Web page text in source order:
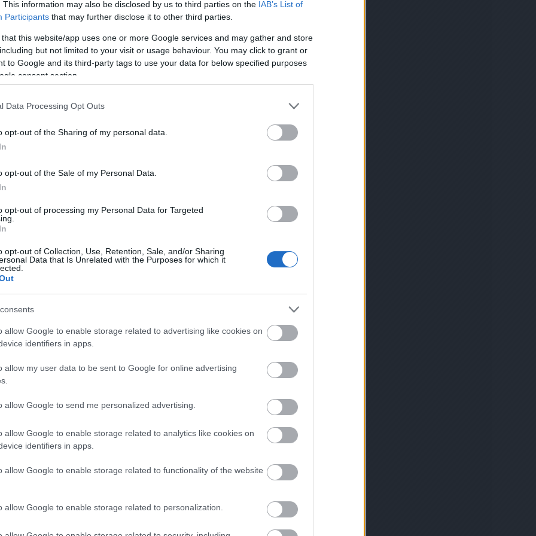
This information may also be disclosed by us to third parties on the IAB’s List of
Participants that may further disclose it to other third parties.
that this website/app uses one or more Google services and may gather and store
but not limited to your visit or usage behaviour. You may click to grant or
to Google and its third-party tags to use your data for below specified purposes
consent section.
Data Processing Opt Outs
opt-out of the Sharing of my personal data.
opt-out of the Sale of my Personal Data.
opt-out of processing my Personal Data for Targeted
opt-out of Collection, Use, Retention, Sale, and/or Sharing
Data that Is Unrelated with the Purposes for which it
allow Google to enable storage related to advertising like cookies on
identifiers in apps.
allow my user data to be sent to Google for online advertising
allow Google to send me personalized advertising.
allow Google to enable storage related to analytics like cookies on
identifiers in apps.
allow Google to enable storage related to functionality of the website
allow Google to enable storage related to personalization.
Tetszik 0
ne essék, még nem érzem magam elég öregnek,
mondatokkal dobálózzak, de azért néha leesik az
kislány közli, hogy ő nem akar beiratkozni
(bár felvették gond nélkül), mert ő "ki…
Tetszik 0
mostanában az írogatást illetően, egyrészt
vacak limonádékat olvasok, amikről nem sok jót
most éppen csak negatívkodni tudnék. Pl. paranoiás